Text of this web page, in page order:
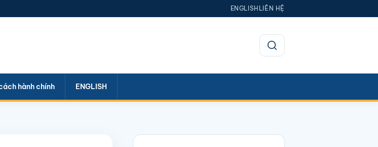
ENGLISH LIÊN HỆ
Mở tìm kiếm
hành chính ENGLISH